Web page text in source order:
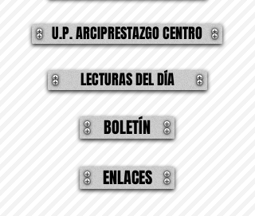
U.P. ARCIPRESTAZGO CENTRO
LECTURAS DEL DÍA
BOLETÍN
ENLACES